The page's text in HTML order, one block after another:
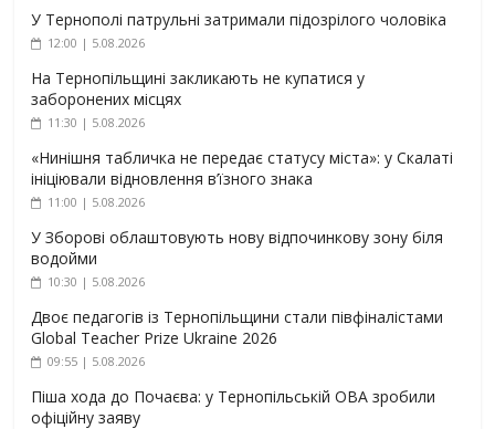
У Тернополі патрульні затримали підозрілого чоловіка
12:00 | 5.08.2026
На Тернопільщині закликають не купатися у
заборонених місцях
11:30 | 5.08.2026
«Нинішня табличка не передає статусу міста»: у Скалаті
ініціювали відновлення в’їзного знака
11:00 | 5.08.2026
У Зборові облаштовують нову відпочинкову зону біля
водойми
10:30 | 5.08.2026
Двоє педагогів із Тернопільщини стали півфіналістами
Global Teacher Prize Ukraine 2026
09:55 | 5.08.2026
Піша хода до Почаєва: у Тернопільській ОВА зробили
офіційну заяву